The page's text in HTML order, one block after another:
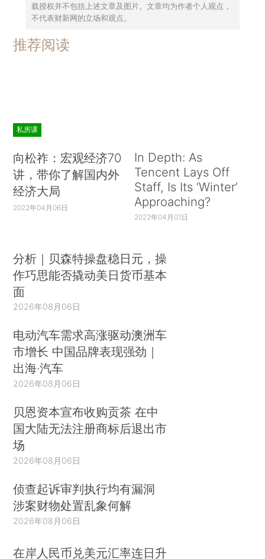
载授权并不包括上述文章及图片。文章均为作者个人观点，
不代表财新网的立场和观点。
推荐阅读
私房课
向松祚：宏观经济70
讲，带你了解国内外
经济大局
2022年04月06日
In Depth: As
Tencent Lays Off
Staff, Is Its ‘Winter’
Approaching?
2022年04月01日
分析｜贝森特操盘稳日元，操
作巧思能否撬动美日货币基本
面
2026年08月06日
电动汽车需求高涨驱动澳洲车
市增长 中国品牌表现强劲｜
出海·汽车
2026年08月06日
贝恩资本宣布收购贡茶 在中
国大陆无法注册商标后退出市
场
2026年08月06日
侦查起诉审判执行均有漏洞
涉案财物处置乱象何解
2026年08月06日
在岸人民币兑美元汇率连日升